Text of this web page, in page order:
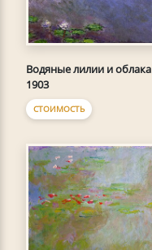
Водяные лилии и облака
1903
СТОИМОСТЬ